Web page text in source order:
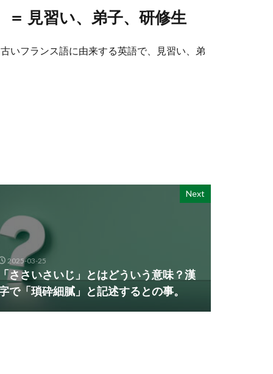
見習い、弟子、研修生
いフランス語に由来する英語で、見習い、弟
Next
2025-03-25
ささいさいじ」とはどういう意味？漢
で「瑣砕細膩」と記述するとの事。